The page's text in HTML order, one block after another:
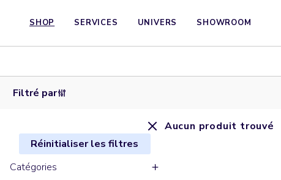
SHOP SERVICES UNIVERS SHOWROOM
Filtré par
Réinitialiser les filtres
Catégories
Aucun produit trouvé